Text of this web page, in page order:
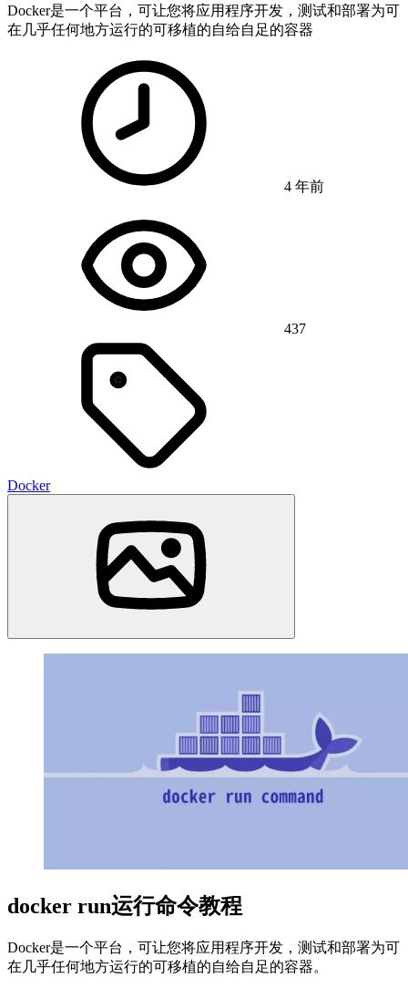
Docker是一个平台，可让您将应用程序开发，测试和部署为可
在几乎任何地方运行的可移植的自给自足的容器
4 年前
437
Docker
docker run运行命令教程
Docker是一个平台，可让您将应用程序开发，测试和部署为可
在几乎任何地方运行的可移植的自给自足的容器。